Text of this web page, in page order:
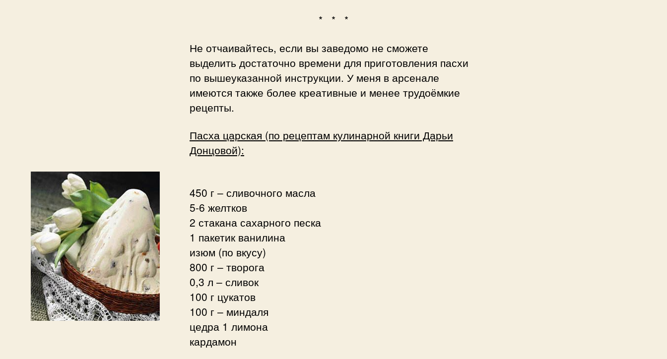
* * *
Не отчаивайтесь, если вы заведомо не сможете
выделить достаточно времени для приготовления пасхи
по вышеуказанной инструкции. У меня в арсенале
имеются также более креативные и менее трудоёмкие
рецепты.
Пасха царская (по рецептам кулинарной книги Дарьи
Донцовой):
450 г – сливочного масла
5-6 желтков
2 стакана сахарного песка
1 пакетик ванилина
изюм (по вкусу)
800 г – творога
0,3 л – сливок
100 г цукатов
100 г – миндаля
цедра 1 лимона
кардамон